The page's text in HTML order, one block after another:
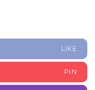
LIKE
PIN